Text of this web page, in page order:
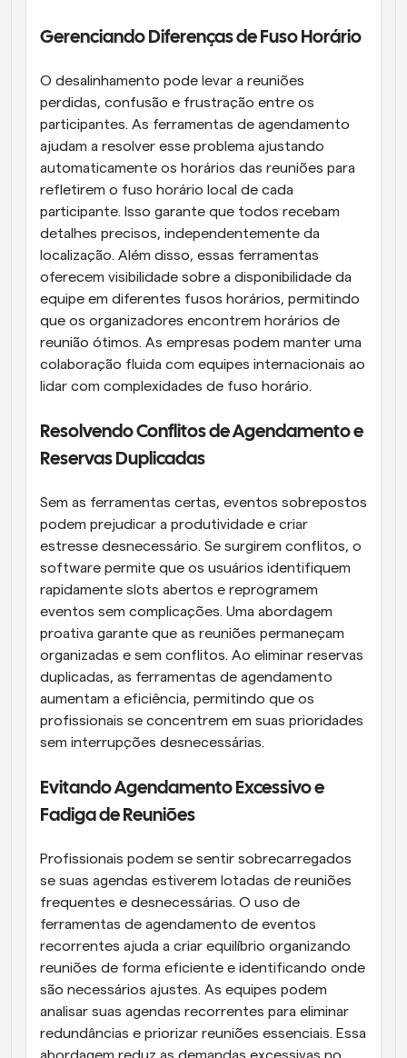
Gerenciando Diferenças de Fuso Horário
O desalinhamento pode levar a reuniões
perdidas, confusão e frustração entre os
participantes. As ferramentas de agendamento
ajudam a resolver esse problema ajustando
automaticamente os horários das reuniões para
refletirem o fuso horário local de cada
participante. Isso garante que todos recebam
detalhes precisos, independentemente da
localização. Além disso, essas ferramentas
oferecem visibilidade sobre a disponibilidade da
equipe em diferentes fusos horários, permitindo
que os organizadores encontrem horários de
reunião ótimos. As empresas podem manter uma
colaboração fluida com equipes internacionais ao
lidar com complexidades de fuso horário.
Resolvendo Conflitos de Agendamento e
Reservas Duplicadas
Sem as ferramentas certas, eventos sobrepostos
podem prejudicar a produtividade e criar
estresse desnecessário. Se surgirem conflitos, o
software permite que os usuários identifiquem
rapidamente slots abertos e reprogramem
eventos sem complicações. Uma abordagem
proativa garante que as reuniões permaneçam
organizadas e sem conflitos. Ao eliminar reservas
duplicadas, as ferramentas de agendamento
aumentam a eficiência, permitindo que os
profissionais se concentrem em suas prioridades
sem interrupções desnecessárias.
Evitando Agendamento Excessivo e
Fadiga de Reuniões
Profissionais podem se sentir sobrecarregados
se suas agendas estiverem lotadas de reuniões
frequentes e desnecessárias. O uso de
ferramentas de agendamento de eventos
recorrentes ajuda a criar equilíbrio organizando
reuniões de forma eficiente e identificando onde
são necessários ajustes. As equipes podem
analisar suas agendas recorrentes para eliminar
redundâncias e priorizar reuniões essenciais. Essa